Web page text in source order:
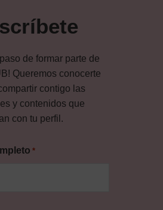
de formar parte de
Queremos conocerte
contigo las
y contenidos que
con tu perfil.
*